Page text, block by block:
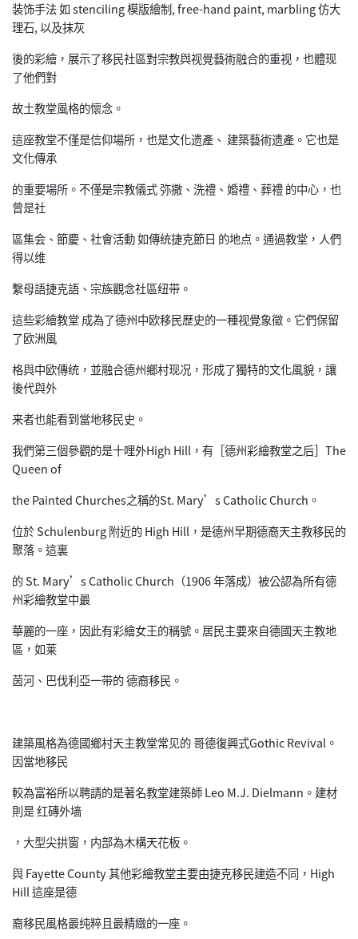
装饰手法 如 stenciling 模版繪制, free-hand paint, marbling 仿大
理石, 以及抹灰
後的彩繪，展示了移民社區對宗教與视覺藝術融合的重视，也體现
了他們對
故土教堂風格的懷念。
這座教堂不僅是信仰場所，也是文化遗產、 建築藝術遗產。它也是
文化傳承
的重要場所。不僅是宗教儀式 弥撒、洗禮、婚禮、葬禮 的中心，也
曾是社
區集会、節慶、社會活動 如傳统捷克節日 的地点。通過教堂，人們
得以维
繫母語捷克語、宗族觀念社區纽带。
這些彩繪教堂 成為了德州中欧移民歷史的一種视覺象徵。它們保留
了欧洲風
格與中欧傳统，並融合德州鄉村现况，形成了獨特的文化風貌，讓
後代與外
来者也能看到當地移民史。
我們第三個參觀的是十哩外High Hill，有［德州彩繪教堂之后］The
Queen of
the Painted Churches之稱的St. Mary’s Catholic Church。
位於 Schulenburg 附近的 High Hill，是德州早期德裔天主教移民的
聚落。這裏
的 St. Mary’s Catholic Church（1906 年落成）被公認為所有德
州彩繪教堂中最
華麗的一座，因此有彩繪女王的稱號。居民主要來自德國天主教地
區，如莱
茵河、巴伐利亞一带的 德裔移民。
建築風格為德國鄉村天主教堂常见的 哥德復興式Gothic Revival。
因當地移民
較為富裕所以聘請的是著名教堂建築師 Leo M.J. Dielmann。建材
則是 红磚外墙
，大型尖拱窗，内部為木構天花板。
與 Fayette County 其他彩繪教堂主要由捷克移民建造不同，High
Hill 這座是德
裔移民風格最纯粹且最精緻的一座。